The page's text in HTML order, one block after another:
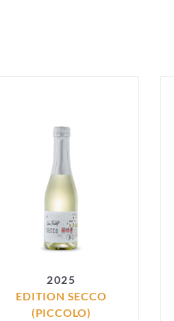
2025
EDITION SECCO
(PICCOLO)